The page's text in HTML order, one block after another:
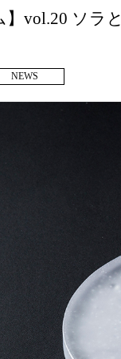
】vol.20 ソラ
NEWS